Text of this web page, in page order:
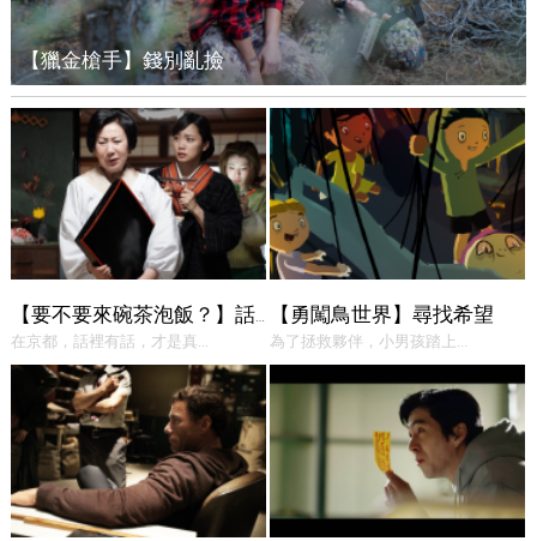
【獵金槍手】錢別亂撿
【要不要來碗茶泡飯？】話中有話
在京都，話裡有話，才是真...
【勇闖鳥世界】尋找希望
為了拯救夥伴，小男孩踏上...